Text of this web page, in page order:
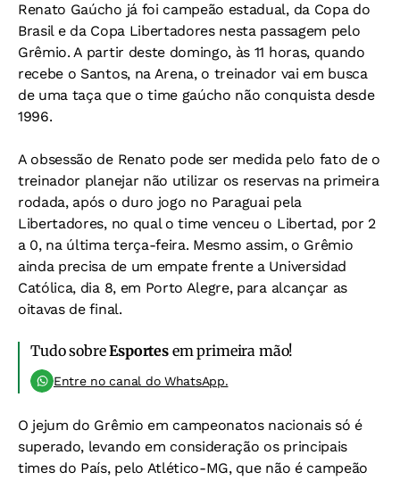
Renato Gaúcho já foi campeão estadual, da Copa do
Brasil e da Copa Libertadores nesta passagem pelo
Grêmio. A partir deste domingo, às 11 horas, quando
recebe o Santos, na Arena, o treinador vai em busca
de uma taça que o time gaúcho não conquista desde
1996.
A obsessão de Renato pode ser medida pelo fato de o
treinador planejar não utilizar os reservas na primeira
rodada, após o duro jogo no Paraguai pela
Libertadores, no qual o time venceu o Libertad, por 2
a 0, na última terça-feira. Mesmo assim, o Grêmio
ainda precisa de um empate frente a Universidad
Católica, dia 8, em Porto Alegre, para alcançar as
oitavas de final.
Tudo sobreEsportesem primeira mão!
Entre no canal do WhatsApp.
O jejum do Grêmio em campeonatos nacionais só é
superado, levando em consideração os principais
times do País, pelo Atlético-MG, que não é campeão